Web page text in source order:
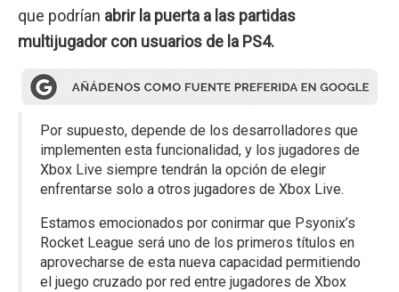
que podrían abrir la puerta a las partidas
multijugador con usuarios de la PS4.
Por supuesto, depende de los desarrolladores que
implementen esta funcionalidad, y los jugadores de
Xbox Live siempre tendrán la opción de elegir
enfrentarse solo a otros jugadores de Xbox Live.
Estamos emocionados por conirmar que Psyonix’s
Rocket League será uno de los primeros títulos en
aprovecharse de esta nueva capacidad permitiendo
el juego cruzado por red entre jugadores de Xbox